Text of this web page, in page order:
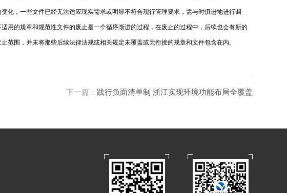
化，一些文件已经无法适应现实需求或明显不符合现行管理要求，需与时俱进地进行调
用的规章和规范性文件的废止是一个循序渐进的过程，在废止的过程中，后续也会有新的
围，并未将那些后续法律法规或相关规定未覆盖或无衔接的规章和文件包含在内。
下一篇： 践行负面清单制 浙江实现环境功能布局全覆盖